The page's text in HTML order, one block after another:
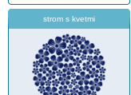
strom s kvetmi